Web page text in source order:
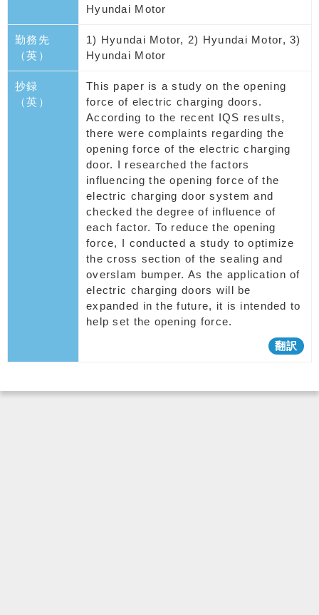
Hyundai Motor
勤務先
（英）
1) Hyundai Motor, 2) Hyundai Motor, 3)
Hyundai Motor
抄録
（英）
This paper is a study on the opening
force of electric charging doors.
According to the recent IQS results,
there were complaints regarding the
opening force of the electric charging
door. I researched the factors
influencing the opening force of the
electric charging door system and
checked the degree of influence of
each factor. To reduce the opening
force, I conducted a study to optimize
the cross section of the sealing and
overslam bumper. As the application of
electric charging doors will be
expanded in the future, it is intended to
help set the opening force.
翻訳